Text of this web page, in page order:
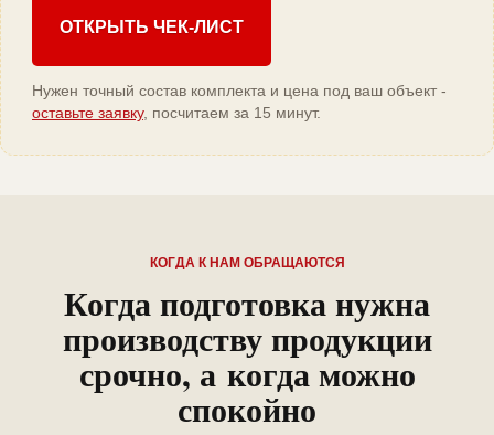
ОТКРЫТЬ ЧЕК-ЛИСТ
Нужен точный состав комплекта и цена под ваш объект -
оставьте заявку, посчитаем за 15 минут.
КОГДА К НАМ ОБРАЩАЮТСЯ
Когда подготовка нужна
производству продукции
срочно, а когда можно
спокойно